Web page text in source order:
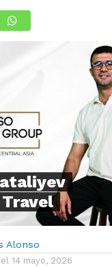
Travel
Alonso
14 mayo, 2026